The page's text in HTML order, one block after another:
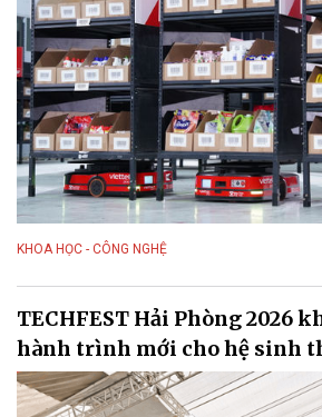
KHOA HỌC - CÔNG NGHỆ
TECHFEST Hải Phòng 2026
hành trình mới cho hệ sinh